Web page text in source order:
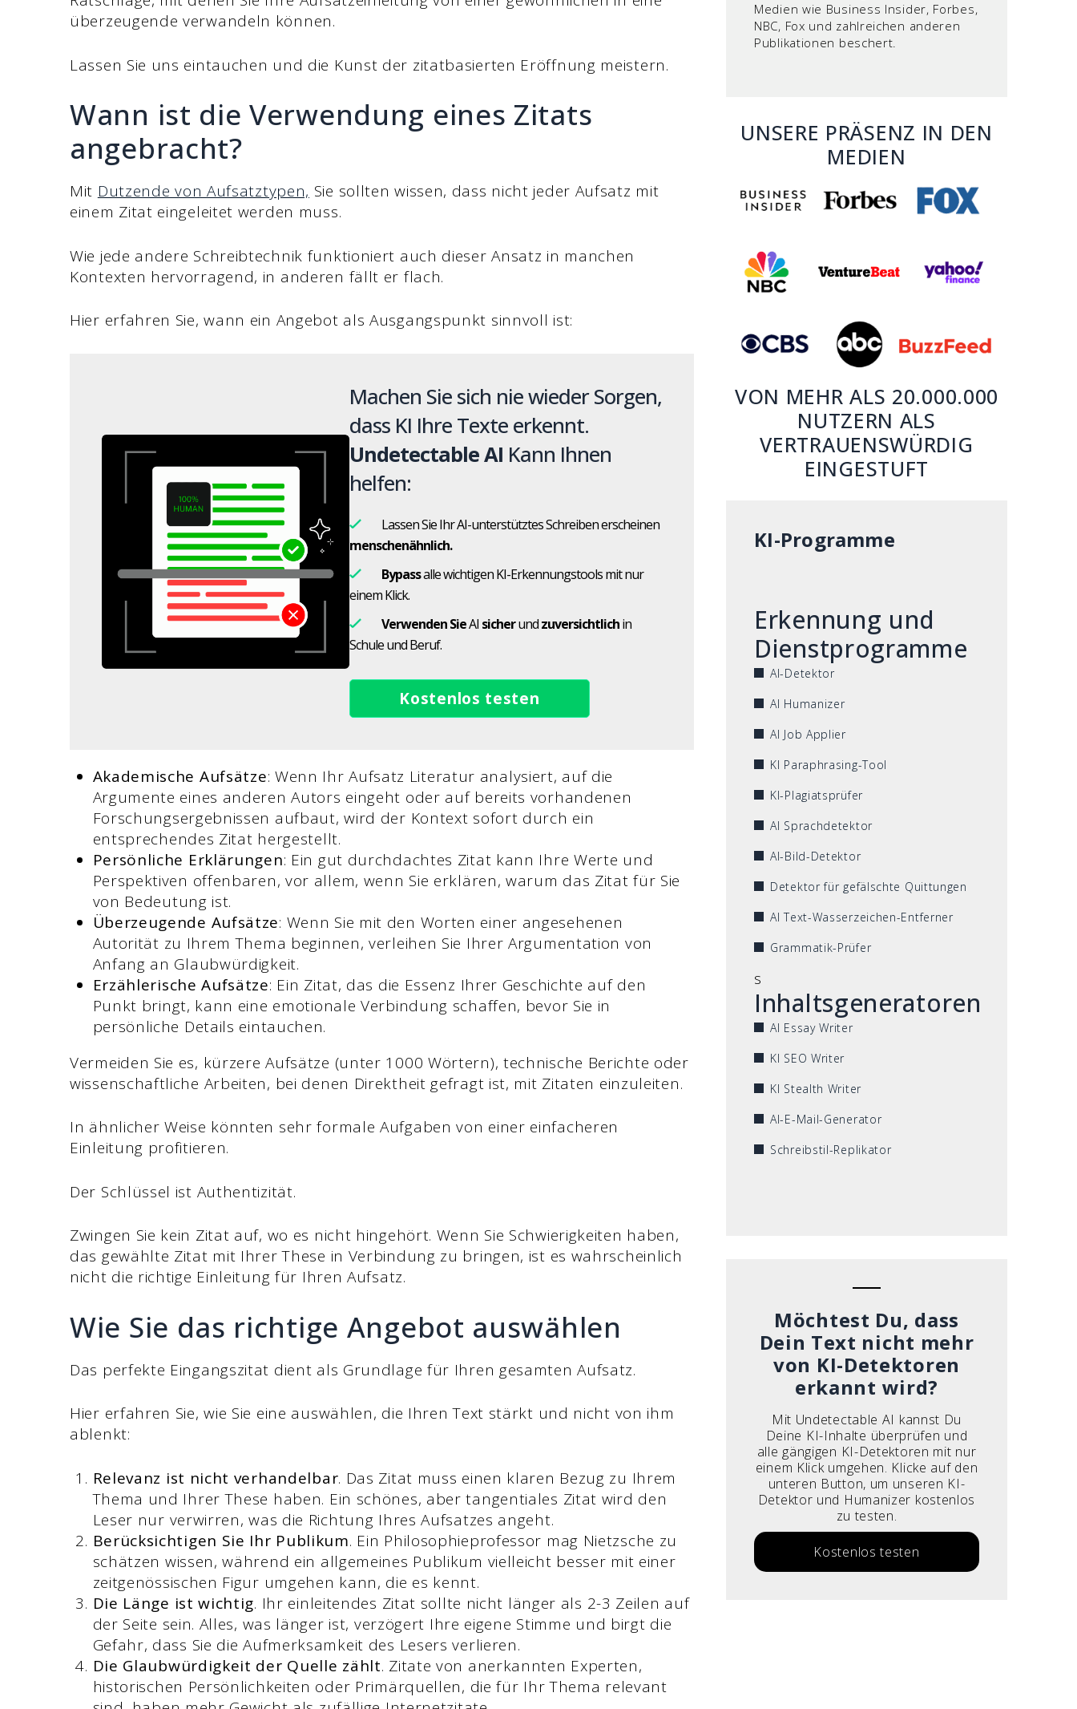
überzeugende verwandeln können.
Lassen Sie uns eintauchen und die Kunst der zitatbasierten Eröffnung meistern.
Wann ist die Verwendung eines Zitats
angebracht?
Mit Dutzende von Aufsatztypen, Sie sollten wissen, dass nicht jeder Aufsatz mit
einem Zitat eingeleitet werden muss.
Wie jede andere Schreibtechnik funktioniert auch dieser Ansatz in manchen
Kontexten hervorragend, in anderen fällt er flach.
Hier erfahren Sie, wann ein Angebot als Ausgangspunkt sinnvoll ist:
Machen Sie sich nie wieder Sorgen,
dass KI Ihre Texte erkennt.
Undetectable AI Kann Ihnen
helfen:
Lassen Sie Ihr AI-unterstütztes Schreiben erscheinen
menschenähnlich.
Bypassalle wichtigen KI-Erkennungstools mit nur
einem Klick.
Verwenden SieAI sicherundzuversichtlichin
Schule und Beruf.
Kostenlos testen
Akademische Aufsätze: Wenn Ihr Aufsatz Literatur analysiert, auf die
Argumente eines anderen Autors eingeht oder auf bereits vorhandenen
Forschungsergebnissen aufbaut, wird der Kontext sofort durch ein
entsprechendes Zitat hergestellt.
Persönliche Erklärungen: Ein gut durchdachtes Zitat kann Ihre Werte und
Perspektiven offenbaren, vor allem, wenn Sie erklären, warum das Zitat für Sie
von Bedeutung ist.
Überzeugende Aufsätze: Wenn Sie mit den Worten einer angesehenen
Autorität zu Ihrem Thema beginnen, verleihen Sie Ihrer Argumentation von
Anfang an Glaubwürdigkeit.
Erzählerische Aufsätze: Ein Zitat, das die Essenz Ihrer Geschichte auf den
Punkt bringt, kann eine emotionale Verbindung schaffen, bevor Sie in
persönliche Details eintauchen.
Vermeiden Sie es, kürzere Aufsätze (unter 1000 Wörtern), technische Berichte oder
wissenschaftliche Arbeiten, bei denen Direktheit gefragt ist, mit Zitaten einzuleiten.
In ähnlicher Weise könnten sehr formale Aufgaben von einer einfacheren
Einleitung profitieren.
Der Schlüssel ist Authentizität.
Zwingen Sie kein Zitat auf, wo es nicht hingehört. Wenn Sie Schwierigkeiten haben,
das gewählte Zitat mit Ihrer These in Verbindung zu bringen, ist es wahrscheinlich
nicht die richtige Einleitung für Ihren Aufsatz.
Wie Sie das richtige Angebot auswählen
Das perfekte Eingangszitat dient als Grundlage für Ihren gesamten Aufsatz.
Hier erfahren Sie, wie Sie eine auswählen, die Ihren Text stärkt und nicht von ihm
ablenkt:
Relevanz ist nicht verhandelbar. Das Zitat muss einen klaren Bezug zu Ihrem
Thema und Ihrer These haben. Ein schönes, aber tangentiales Zitat wird den
Leser nur verwirren, was die Richtung Ihres Aufsatzes angeht.
Berücksichtigen Sie Ihr Publikum. Ein Philosophieprofessor mag Nietzsche zu
schätzen wissen, während ein allgemeines Publikum vielleicht besser mit einer
zeitgenössischen Figur umgehen kann, die es kennt.
Die Länge ist wichtig. Ihr einleitendes Zitat sollte nicht länger als 2-3 Zeilen auf
der Seite sein. Alles, was länger ist, verzögert Ihre eigene Stimme und birgt die
Gefahr, dass Sie die Aufmerksamkeit des Lesers verlieren.
Die Glaubwürdigkeit der Quelle zählt. Zitate von anerkannten Experten,
historischen Persönlichkeiten oder Primärquellen, die für Ihr Thema relevant
Medien wie Business Insider, Forbes,
NBC, Fox und zahlreichen anderen
Publikationen beschert.
UNSERE PRÄSENZ IN DEN
MEDIEN
VON MEHR ALS 20.000.000
NUTZERN ALS
VERTRAUENSWÜRDIG
EINGESTUFT
KI-Programme
Erkennung und
Dienstprogramme
AI-Detektor
AI Humanizer
AI Job Applier
KI Paraphrasing-Tool
KI-Plagiatsprüfer
AI Sprachdetektor
AI-Bild-Detektor
Detektor für gefälschte Quittungen
AI Text-Wasserzeichen-Entferner
Grammatik-Prüfer
s
Inhaltsgeneratoren
AI Essay Writer
KI SEO Writer
KI Stealth Writer
AI-E-Mail-Generator
Schreibstil-Replikator
Möchtest Du, dass
Dein Text nicht mehr
von KI-Detektoren
erkannt wird?
Mit Undetectable AI kannst Du
Deine KI-Inhalte überprüfen und
alle gängigen KI-Detektoren mit nur
einem Klick umgehen. Klicke auf den
unteren Button, um unseren KI-
Detektor und Humanizer kostenlos
zu testen.
Kostenlos testen